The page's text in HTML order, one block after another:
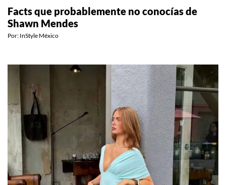
Facts que probablemente no conocías de
Shawn Mendes
Por: InStyle México